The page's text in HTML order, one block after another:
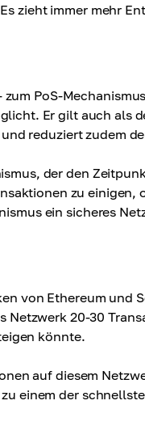
zieht immer mehr
PoS-
Er gilt auch als
reduziert zudem
der den
zu einigen,
ein sicheres
von Ethereum und
20-30
könnte.
auf diesem
einem der